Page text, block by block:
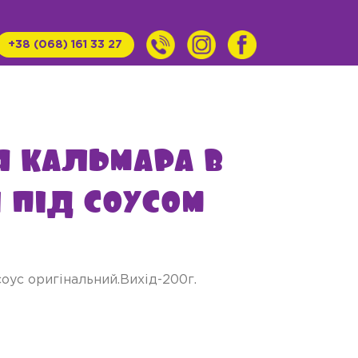
+38 (068) 161 33 27
кальмара в
соусом
оригінальний.Вихід-200г.